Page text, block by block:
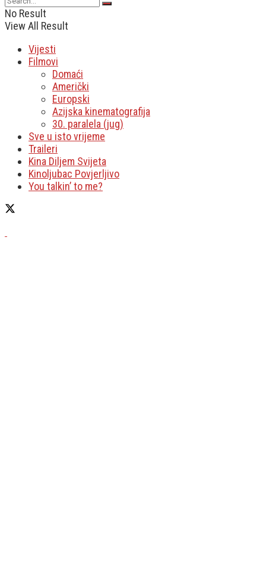
No Result
View All Result
Vijesti
Filmovi
Domaći
Američki
Europski
Azijska kinematografija
30. paralela (jug)
Sve u isto vrijeme
Traileri
Kina Diljem Svijeta
Kinoljubac Povjerljivo
You talkin’ to me?